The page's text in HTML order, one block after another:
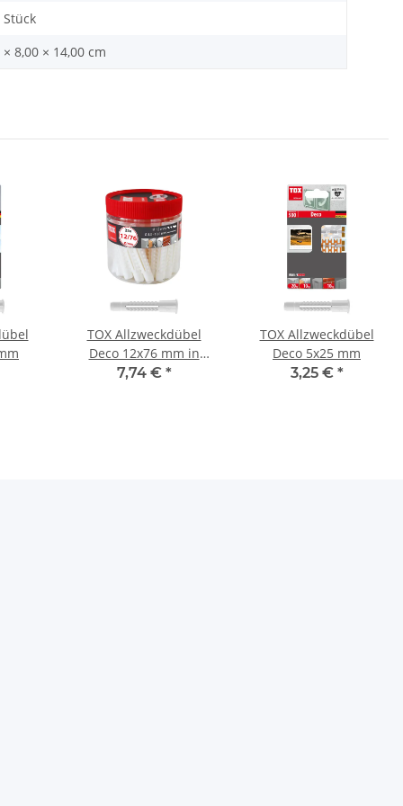
Stück
× 8,00 × 14,00 cm
TOX Allzweckdübel
Deco 12x76 mm in
Runddose
7,74 € *
TOX Allzweckdübel
Deco 5x25 mm
3,25 € *